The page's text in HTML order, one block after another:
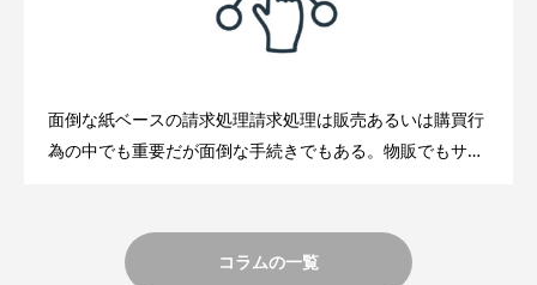
面倒な紙ベースの請求処理請求処理は販売あるいは購買行
為の中でも重要だが面倒な手続きでもある。物販でもサー
コラムの一覧